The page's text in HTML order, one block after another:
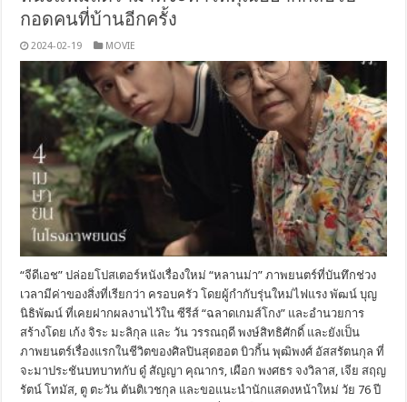
กอดคนที่บ้านอีกครั้ง
2024-02-19 MOVIE
“จีดีเอช” ปล่อยโปสเตอร์หนังเรื่องใหม่ “หลานม่า” ภาพยนตร์ที่บันทึกช่วง
เวลามีค่าของสิ่งที่เรียกว่า ครอบครัว โดยผู้กำกับรุ่นใหม่ไฟแรง พัฒน์ บุญ
นิธิพัฒน์ ที่เคยฝากผลงานไว้ใน ซีรีส์ “ฉลาดเกมส์โกง” และอำนวยการ
สร้างโดย เก้ง จิระ มะลิกุล และ วัน วรรณฤดี พงษ์สิทธิศักดิ์ และยังเป็น
ภาพยนตร์เรื่องแรกในชีวิตของศิลปินสุดฮอต บิวกิ้น พุฒิพงศ์ อัสสรัตนกุล ที่
จะมาประชันบทบาทกับ ดู๋ สัญญา คุณากร, เผือก พงศธร จงวิลาส, เจีย สฤญ
รัตน์ โทมัส, ตู ตะวัน ตันติเวชกุล และขอแนะนำนักแสดงหน้าใหม่ วัย 76 ปี